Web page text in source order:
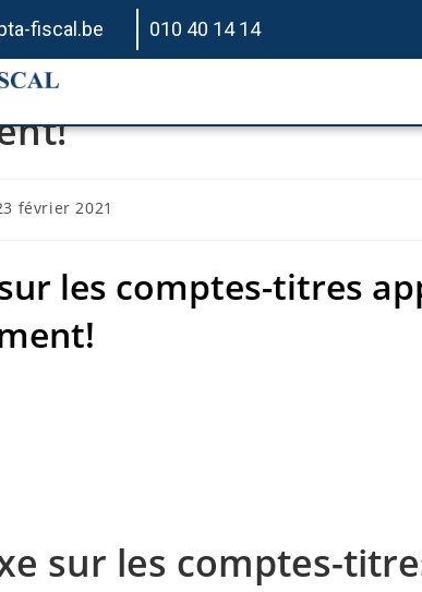
fiscal.be 010 40 14 14
les comptes-titres
février 2021
les comptes-titres
sur les comptes-